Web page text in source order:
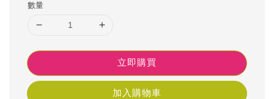
數量
立即購買
加入購物車